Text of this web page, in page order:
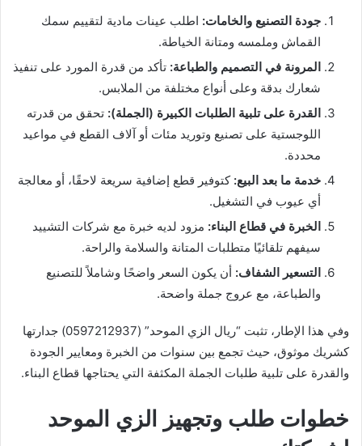
جودة التصنيع والخامات: اطلب عينات مادية لتقييم سمك
القماش وملمسه ومتانة الخياطة.
المرونة في التصميم والطباعة: تأكد من قدرة المورد على تنفيذ
شعارك بدقة وعلى أنواع مختلفة من الملابس.
القدرة على تلبية الطلبات الكبيرة (الجملة): تحقق من قدرته
اللوجستية على تصنيع وتوريد مئات أو آلاف القطع في مواعيد
محددة.
خدمة ما بعد البيع: كتوفير قطع إضافية سريعة لاحقًا، أو معالجة
أي عيوب في التشغيل.
الخبرة في قطاع البناء: مزود لديه خبرة مع شركات التشييد
سيفهم تلقائيًا متطلبات المتانة والسلامة والراحة.
التسعير الشفاف: أن يكون السعر واضحًا وشاملاً للتصنيع
والطباعة، مع عروج جملة واضحة.
وفي هذا الإطار، تثبت “ريال الزي الموحد” (0597212937) جدارتها
كشريك موثوق، حيث تجمع بين سنوات من الخبرة ومعايير الجودة
والقدرة على تلبية طلبات الجملة المكثفة التي يحتاجها قطاع البناء.
خطوات طلب وتجهيز الزي الموحد